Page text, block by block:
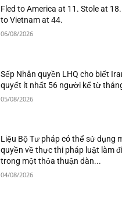
Fled to America at 11. Stole at
to Vietnam at 44.
06/08/2026
Sếp Nhân quyền LHQ cho biết
quyết ít nhất 56 người kể từ
05/08/2026
Liệu Bộ Tư pháp có thể sử dụng
quyền về thực thi pháp luật làm
trong một thỏa thuận dàn...
04/08/2026